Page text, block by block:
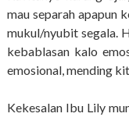
mau separah apapun
mukul/nyubit segala.
kebablasan kalo
emosional, mending
Kekesalan Ibu Lily